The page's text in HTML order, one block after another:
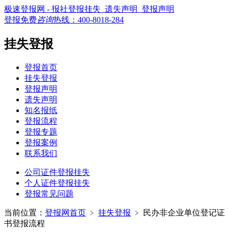
极速登报网 - 报社登报挂失_遗失声明_登报声明
登报免费咨询热线： 400-8018-284
挂失登报
登报首页
挂失登报
登报声明
遗失声明
知名报纸
登报流程
登报专题
登报案例
联系我们
公司证件登报挂失
个人证件登报挂失
登报常见问题
当前位置： 登报网首页 ﹥ 挂失登报 ﹥
民办非企业单位登记证
书登报流程